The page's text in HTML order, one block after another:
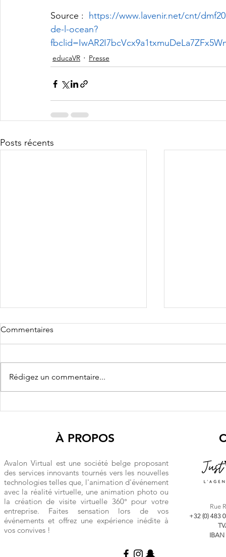
Source : https://www.lavenir.net/cnt/
de-l-ocean?
educaVR Presse
Posts récents
Commentaires
Rédigez un commentaire...
À PROPOS
Avalon Virtual est une société belge proposant
des services innovants tournés vers les nouvelles
technologies telles que, l'animation d'événement
avec la réalité virtuelle, une animation photo ou
la création de visite virtuelle 360° pour votre
entreprise. Faites sensation lors de vos
événements et offrez une expérience inédite à
vos convives !
Rue
+32 (0) 483
IBAN